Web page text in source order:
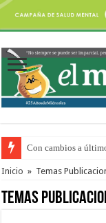
Con cambios a
Adopción en Entre
Inicio » Temas
Temas